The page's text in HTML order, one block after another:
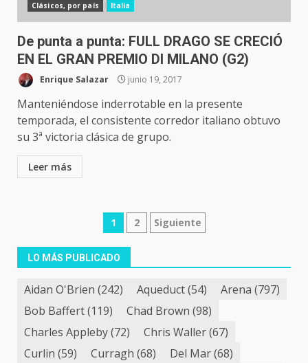
Clásicos, por país Italia
De punta a punta: FULL DRAGO SE CRECIÓ
EN EL GRAN PREMIO DI MILANO (G2)
Enrique Salazar junio 19, 2017
Manteniéndose inderrotable en la presente
temporada, el consistente corredor italiano obtuvo
su 3ª victoria clásica de grupo.
Leer más
Navegación
de
entradas
1 2 Siguiente
LO MÁS PUBLICADO
Aidan O'Brien (242) Aqueduct(54) Arena (797)
Bob Baffert(119) Chad Brown (98)
Charles Appleby(72) Chris Waller(67)
Curlin (59) Curragh (68) Del Mar(68)